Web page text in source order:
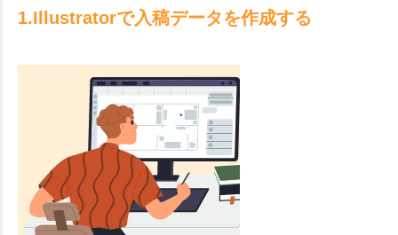
1.Illustratorで入稿データを作成する